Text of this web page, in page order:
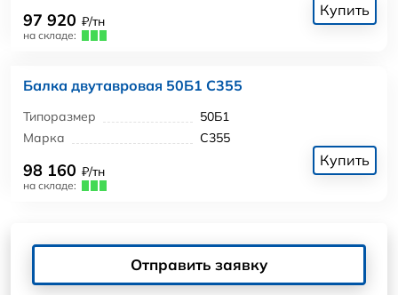
97 920 ₽/тн
на складе:
Купить
Балка двутавровая 50Б1 С355
Типоразмер
50Б1
Марка
С355
98 160 ₽/тн
на складе:
Купить
Отправить заявку